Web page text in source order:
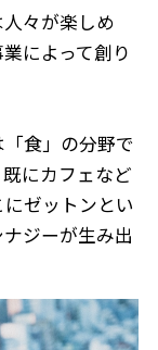
々が楽しめ
によって創り
食」の分野で
にカフェなど
ゼットンとい
ジーが生み出